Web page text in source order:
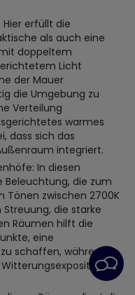
erfüllt die
als auch eine
doppeltem
Licht
der Mauer
die Umgebung zu
Verteilung
warmes
dass sich das
integriert.
In diesen
die zum
Tönen zwischen 2700K
die starke
Räumen hilft die
eine
schaffen, während